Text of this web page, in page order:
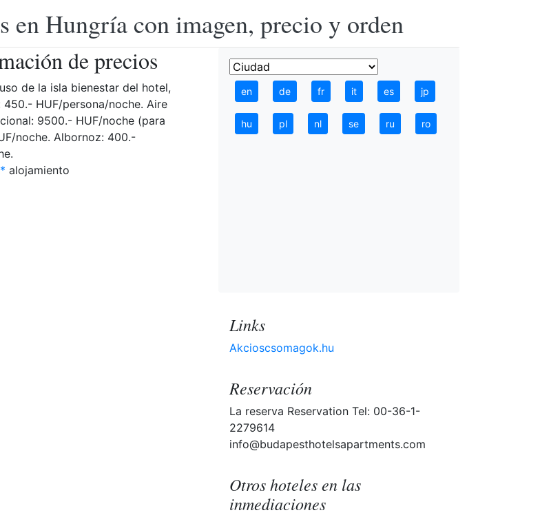
en Hungría con imagen, precio y orden
de precios
de la isla bienestar del hotel,
HUF/persona/noche. Aire
9500.- HUF/noche (para
noche. Albornoz: 400.-
alojamiento
en de fr it es jp
hu pl nl se ru ro
Links
Akcioscsomagok.hu
Reservación
La reserva Reservation Tel: 00-36-1-
2279614
info@budapesthotelsapartments.com
Otros hoteles en las
inmediaciones